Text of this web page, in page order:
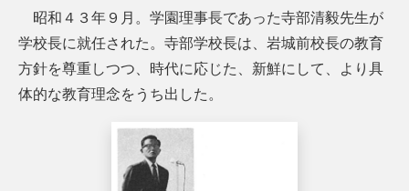
昭和４３年９月。学園理事長であった寺部清毅先生が
学校長に就任された。寺部学校長は、岩城前校長の教育
方針を尊重しつつ、時代に応じた、新鮮にして、より具
体的な教育理念をうち出した。